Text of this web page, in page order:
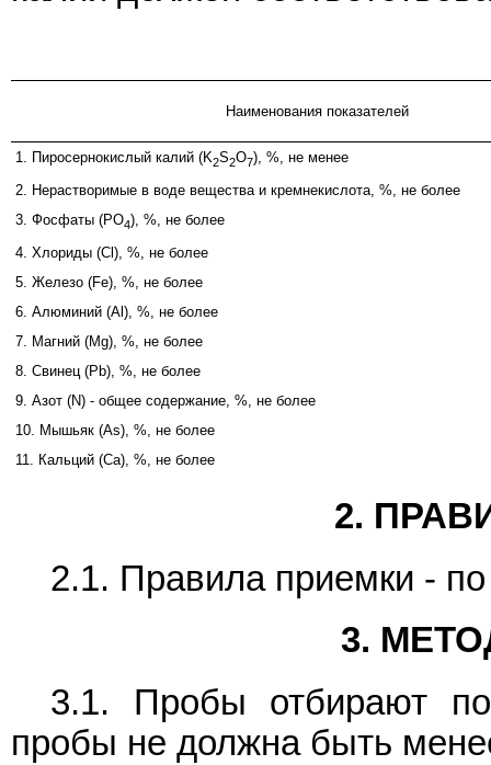
Наименования показателей
1. Пиросернокислый калий (K2S2O7), %, не менее
2. Нерастворимые в воде вещества и кремнекислота, %, не более
3. Фосфаты (PO4), %, не более
4. Хлориды (Cl), %, не более
5. Железо (Fe), %, не более
6. Алюминий (Al), %, не более
7. Магний (Mg), %, не более
8. Свинец (Pb), %, не более
9. Азот (N) - общее содержание, %, не более
10. Мышьяк (As), %, не более
11. Кальций (Ca), %, не более
2.
2.1. Правила приемки -
3.
3.1. Пробы отбирают
пробы не должна быть